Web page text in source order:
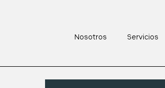
Nosotros Servicios